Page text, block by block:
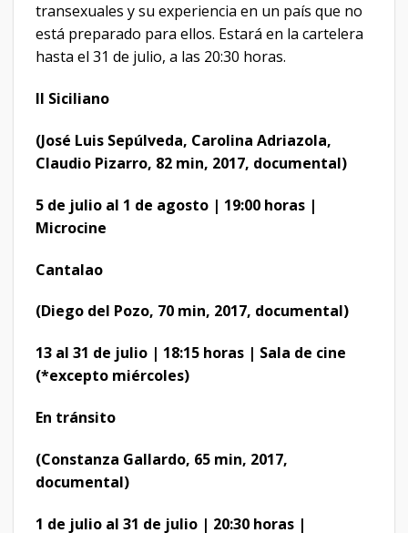
transexuales y su experiencia en un país que no
está preparado para ellos. Estará en la cartelera
hasta el 31 de julio, a las 20:30 horas.
Il Siciliano
(José Luis Sepúlveda, Carolina Adriazola,
Claudio Pizarro, 82 min, 2017, documental)
5 de julio al 1 de agosto | 19:00 horas |
Microcine
Cantalao
(Diego del Pozo, 70 min, 2017, documental)
13 al 31 de julio | 18:15 horas | Sala de cine
(*excepto miércoles)
En tránsito
(Constanza Gallardo, 65 min, 2017,
documental)
1 de julio al 31 de julio | 20:30 horas |